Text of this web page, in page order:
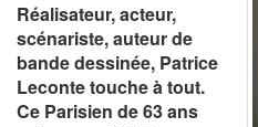
Réalisateur, acteur,
scénariste, auteur de
bande dessinée, Patrice
Leconte touche à tout.
Ce Parisien de 63 ans